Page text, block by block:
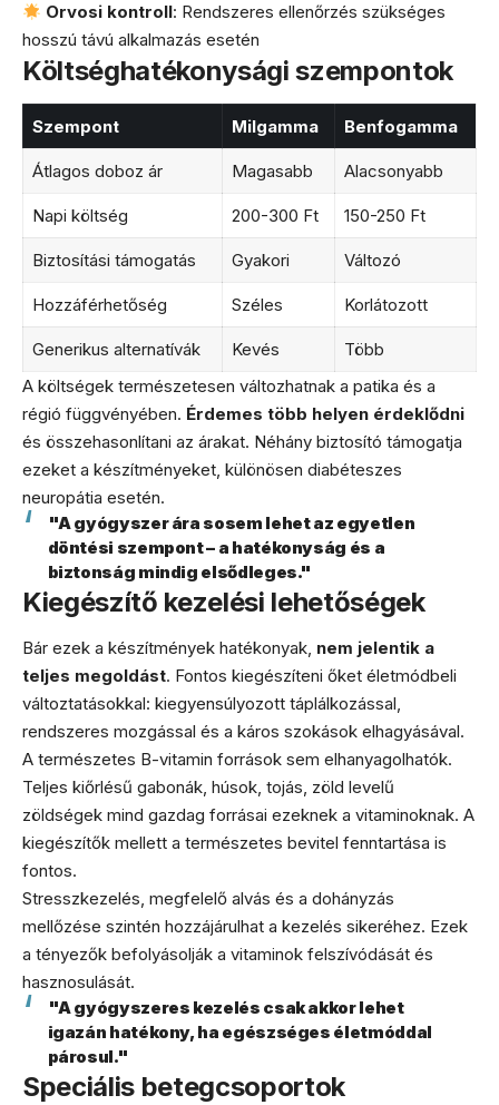
Orvosi kontroll: Rendszeres ellenőrzés szükséges
hosszú távú alkalmazás esetén
Költséghatékonysági szempontok
Szempont Milgamma Benfogamma
Átlagos doboz ár Magasabb Alacsonyabb
Napi költség 200-300 Ft 150-250 Ft
Biztosítási támogatás Gyakori Változó
Hozzáférhetőség Széles Korlátozott
Generikus alternatívák Kevés
Több
A költségek természetesen változhatnak a patika és a
régió függvényében. Érdemes több helyen érdeklődni
és összehasonlítani az árakat. Néhány biztosító támogatja
ezeket a készítményeket, különösen diabéteszes
neuropátia esetén.
"A gyógyszer ára sosem lehet az egyetlen
döntési szempont – a hatékonyság és a
biztonság mindig elsődleges."
Kiegészítő kezelési lehetőségek
Bár ezek a készítmények hatékonyak, nem jelentik a
teljes megoldást. Fontos kiegészíteni őket életmódbeli
változtatásokkal: kiegyensúlyozott táplálkozással,
rendszeres mozgással és a káros szokások elhagyásával.
A természetes B-vitamin források sem elhanyagolhatók.
Teljes kiőrlésű gabonák, húsok, tojás, zöld levelű
zöldségek mind gazdag forrásai ezeknek a vitaminoknak. A
kiegészítők mellett a természetes bevitel fenntartása is
fontos.
Stresszkezelés, megfelelő alvás és a dohányzás
mellőzése szintén hozzájárulhat a kezelés sikeréhez. Ezek
a tényezők befolyásolják a vitaminok felszívódását és
hasznosulását.
"A gyógyszeres kezelés csak akkor lehet
igazán hatékony, ha egészséges életmóddal
párosul."
Speciális betegcsoportok